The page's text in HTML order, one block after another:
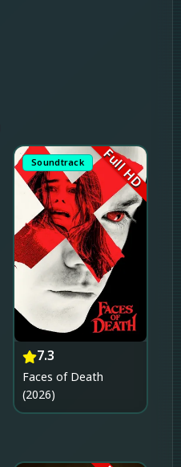
Soundtrack Full HD
7.3
Faces of Death
(2026)